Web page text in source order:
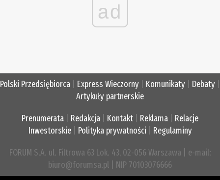
ad
Polski Przedsiębiorca Express Wieczorny Komunikaty Debaty
Artykuły partnerskie
Prenumerata Redakcja Kontakt Reklama
Relacje
Inwestorskie| Polityka prywatności Regulaminy
FORUM S.A. ul. Filtrowa 63 Lok. 43, 02-056 Warszawa | e-mail:
biuro@forumsa.pl | NIP 70103076666